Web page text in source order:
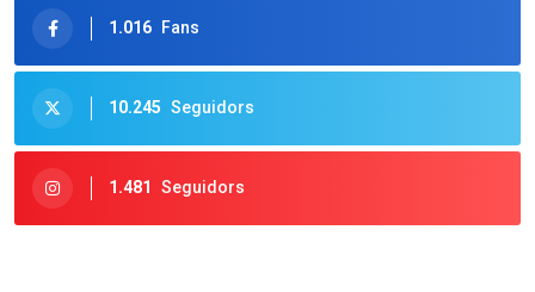
1.016 Fans
10.245 Seguidors
1.481 Seguidors